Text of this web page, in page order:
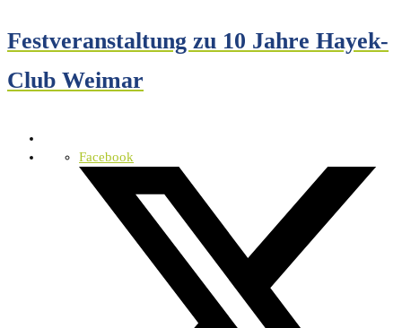
Festveranstaltung zu 10 Jahre Hayek-
Club Weimar
Facebook